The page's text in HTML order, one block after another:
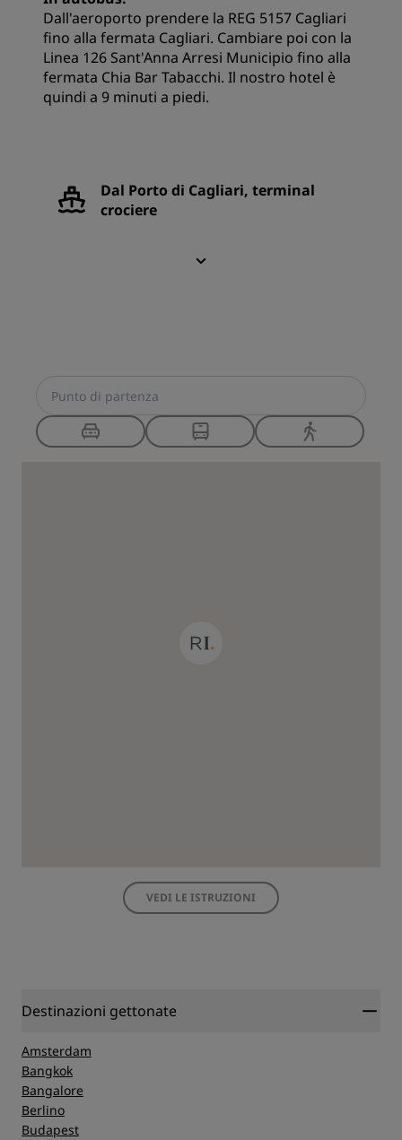
Dall'aeroporto prendere la REG 5157 Cagliari
fino alla fermata Cagliari. Cambiare poi con la
Linea 126 Sant'Anna Arresi Municipio fino alla
fermata Chia Bar Tabacchi. Il nostro hotel è
quindi a 9 minuti a piedi.
Dal Porto di Cagliari, terminal
crociere
VEDI LE ISTRUZIONI
Destinazioni gettonate
Amsterdam
Bangkok
Bangalore
Berlino
Budapest